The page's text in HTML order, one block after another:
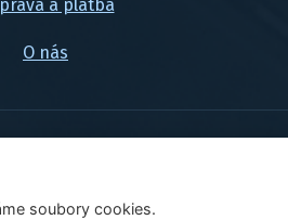
a platba
O nás
Auto s.r.o.
uvedeny vč. DPH
soubory cookies.